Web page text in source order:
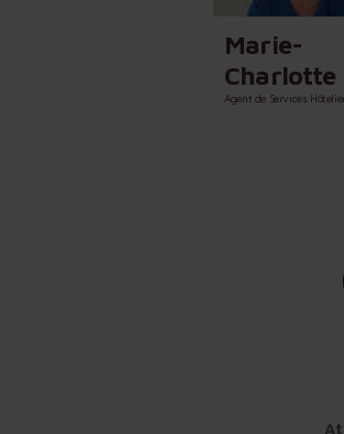
Marie-
Charlotte
Agent de Services